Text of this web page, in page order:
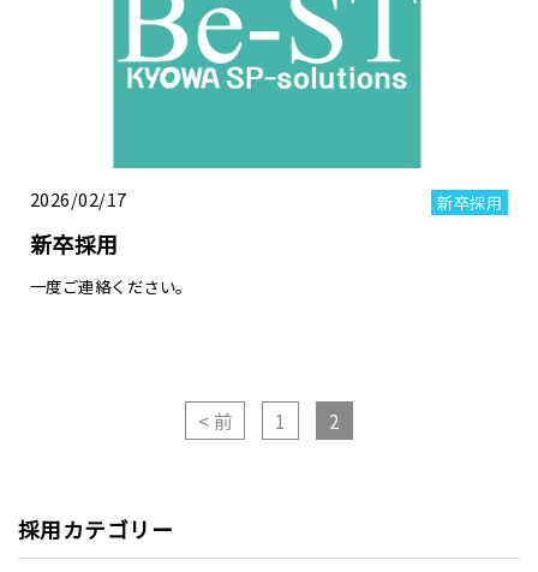
2026/02/17 新卒採用
新卒採用
一度ご連絡ください。
< 前 1 2
採用カテゴリー